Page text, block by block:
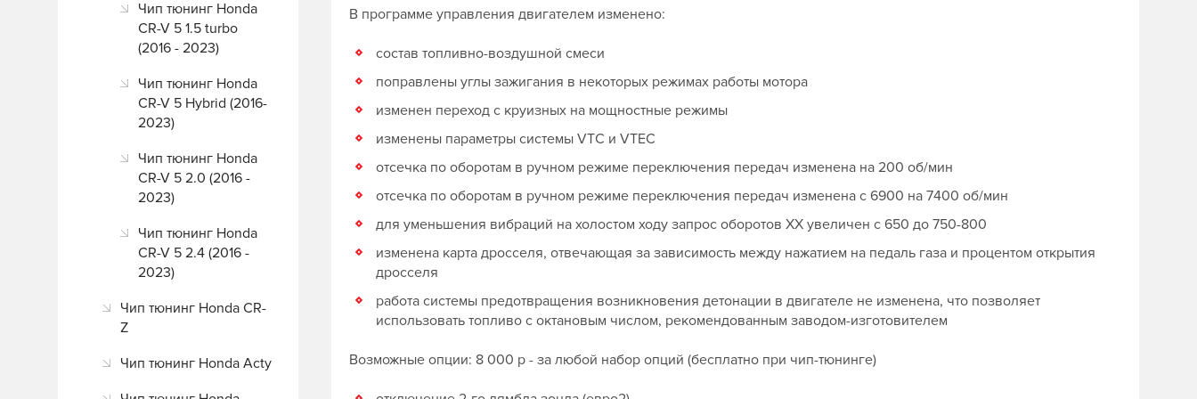
Чип тюнинг Honda
CR-V 5 1.5 turbo
(2016 - 2023)
Чип тюнинг Honda
CR-V 5 Hybrid (2016-
2023)
Чип тюнинг Honda
CR-V 5 2.0 (2016 -
2023)
Чип тюнинг Honda
CR-V 5 2.4 (2016 -
2023)
Чип тюнинг Honda CR-
Z
Чип тюнинг Honda Acty
В программе управления двигателем изменено:
состав топливно-воздушной смеси
поправлены углы зажигания в некоторых режимах работы мотора
изменен переход с круизных на мощностные режимы
изменены параметры системы VTC и VTEC
отсечка по оборотам в ручном режиме переключения передач изменена на 200 об/мин
отсечка по оборотам в ручном режиме переключения передач изменена с 6900 на 7400 об/мин
для уменьшения вибраций на холостом ходу запрос оборотов ХХ увеличен с 650 до 750-800
изменена карта дросселя, отвечающая за зависимость между нажатием на педаль газа и процентом открытия
дросселя
работа системы предотвращения возникновения детонации в двигателе не изменена, что позволяет
использовать топливо с октановым числом, рекомендованным заводом-изготовителем
Возможные опции: 8 000 р - за любой набор опций (бесплатно при чип-тюнинге)